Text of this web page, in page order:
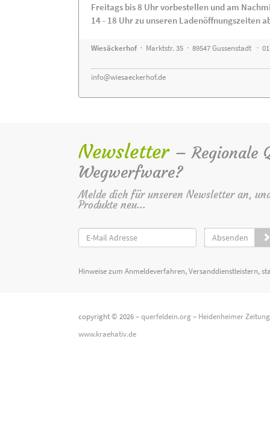
Freitags bis 8 Uhr vorbestellen und am
14 - 18 Uhr zu unseren Ladenöffnungszeiten
Wiesäckerhof· Marktstr. 35 · 89547 Gussenstadt ·
info@wiesaeckerhof.de
Newsletter – Regionale
Wegwerfware?
Melde dich für unseren Newsletter an,
Produkte neu...
Absenden
Hinweise zum Anmeldeverfahren, Versanddienstleistern,
copyright © 2026 –querfeldein.org– Heidenheimer
www.kraehativ.de